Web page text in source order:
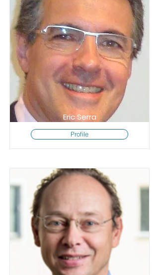
Eric Serra
Profile